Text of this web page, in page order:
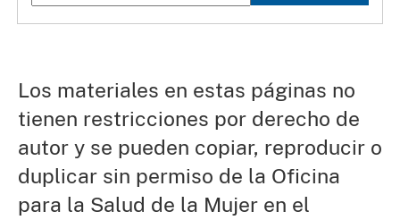
Los materiales en estas páginas no
tienen restricciones por derecho de
autor y se pueden copiar, reproducir o
duplicar sin permiso de la Oficina
para la Salud de la Mujer en el